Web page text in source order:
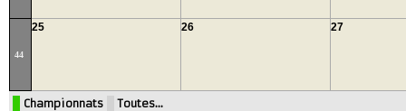
44
25 26 27
Championnats Toutes…